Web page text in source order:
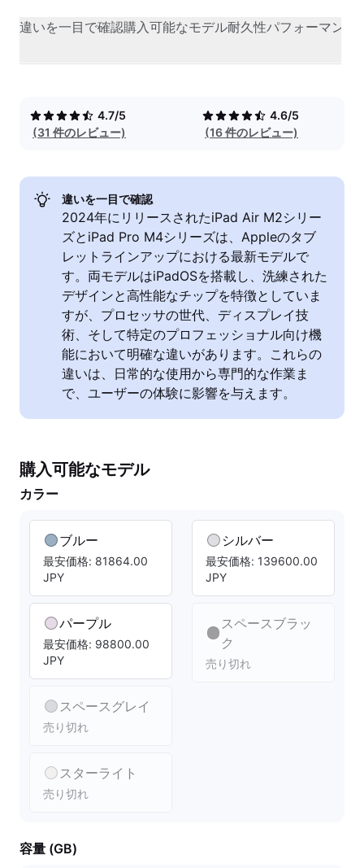
違いを一目で確認購入可能なモデル耐久性パフォーマンス
4.7/5
(31 件のレビュー)
4.6/5
(16 件のレビュー)
違いを一目で確認
2024年にリリースされたiPad Air M2シリー
ズとiPad Pro M4シリーズは、Appleのタブ
レットラインアップにおける最新モデルで
す。両モデルはiPadOSを搭載し、洗練された
デザインと高性能なチップを特徴としていま
すが、プロセッサの世代、ディスプレイ技
術、そして特定のプロフェッショナル向け機
能において明確な違いがあります。これらの
違いは、日常的な使用から専門的な作業ま
で、ユーザーの体験に影響を与えます。
購入可能なモデル
カラー
ブルー
最安価格: 81864.00
JPY
パープル
最安価格: 98800.00
JPY
スペースグレイ
売り切れ
スターライト
売り切れ
シルバー
最安価格: 139600.00
JPY
スペースブラッ
ク
売り切れ
容量 (GB)